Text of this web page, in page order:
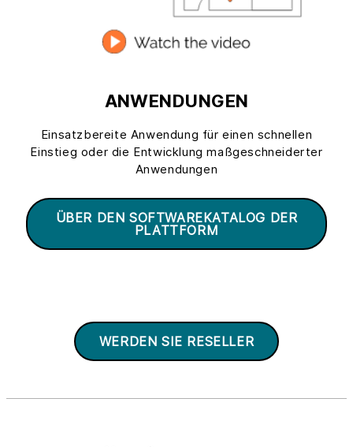
ANWENDUNGEN
Einsatzbereite Anwendung für einen schnellen
Einstieg oder die Entwicklung maßgeschneiderter
Anwendungen
ÜBER DEN SOFTWAREKATALOG DER
PLATTFORM
WERDEN SIE RESELLER